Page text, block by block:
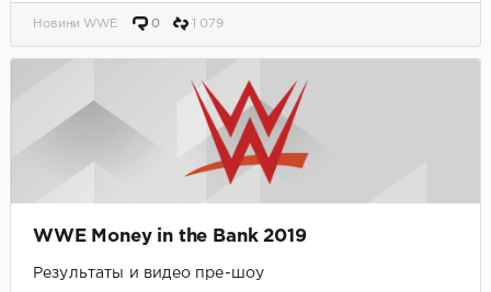
Новини WWE 0 1 079
WWE Money in the Bank 2019
Результаты и видео пре-шоу